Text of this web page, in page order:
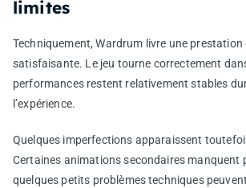
limites
Techniquement, Wardrum livre une
satisfaisante. Le jeu tourne correctement
performances restent relativement stables
l’expérience.
Quelques imperfections apparaissent
Certaines animations secondaires manquent
quelques petits problèmes techniques